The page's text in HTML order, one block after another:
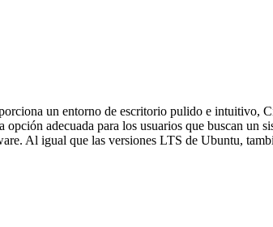
un entorno de escritorio pulido e
adecuada para los usuarios que buscan un
Al igual que las versiones LTS de Ubuntu,